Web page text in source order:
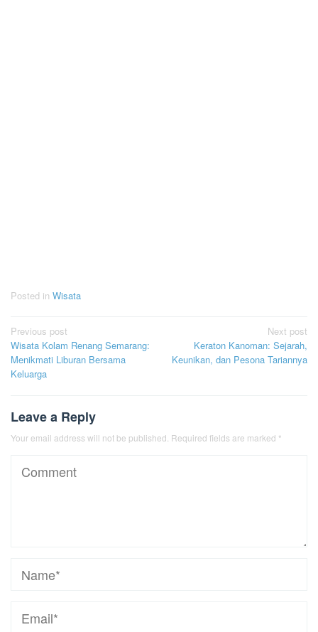
Posted in Wisata
Post
navigation
Previous post
Wisata Kolam Renang Semarang:
Menikmati Liburan Bersama
Keluarga
Next post
Keraton Kanoman: Sejarah,
Keunikan, dan Pesona Tariannya
Leave a Reply
Your email address will not be published. Required fields are marked *